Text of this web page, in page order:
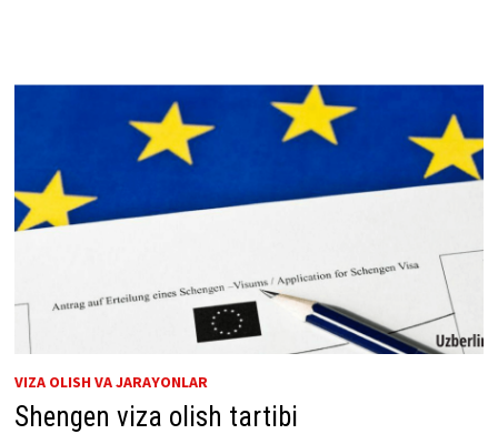
VIZA OLISH VA JARAYONLAR
Shengen viza olish tartibi